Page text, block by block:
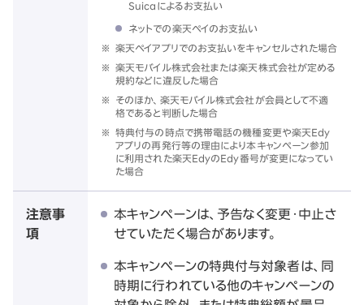
Suicaによるお支払い
ネットでの楽天ペイのお支払い
※
楽天ペイアプリでのお支払いをキャンセルされた場合
※
楽天モバイル株式会社または楽天株式会社が定める
規約などに違反した場合
※
そのほか、楽天モバイル株式会社が会員として不適
格であると判断した場合
※
特典付与の時点で携帯電話の機種変更や楽天Edy
アプリの再発行等の理由により本キャンペーン参加
に利用された楽天EdyのEdy番号が変更になってい
た場合
注意事
項
本キャンペーンは、予告なく変更・中止さ
せていただく場合があります。
本キャンペーンの特典付与対象者は、同
時期に行われている他のキャンペーンの